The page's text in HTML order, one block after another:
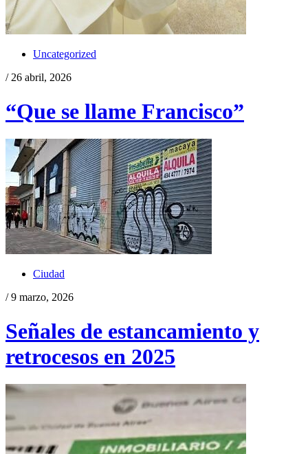
Uncategorized
/ 26 abril, 2026
“Que se llame Francisco”
Ciudad
/ 9 marzo, 2026
Señales de estancamiento y
retrocesos en 2025